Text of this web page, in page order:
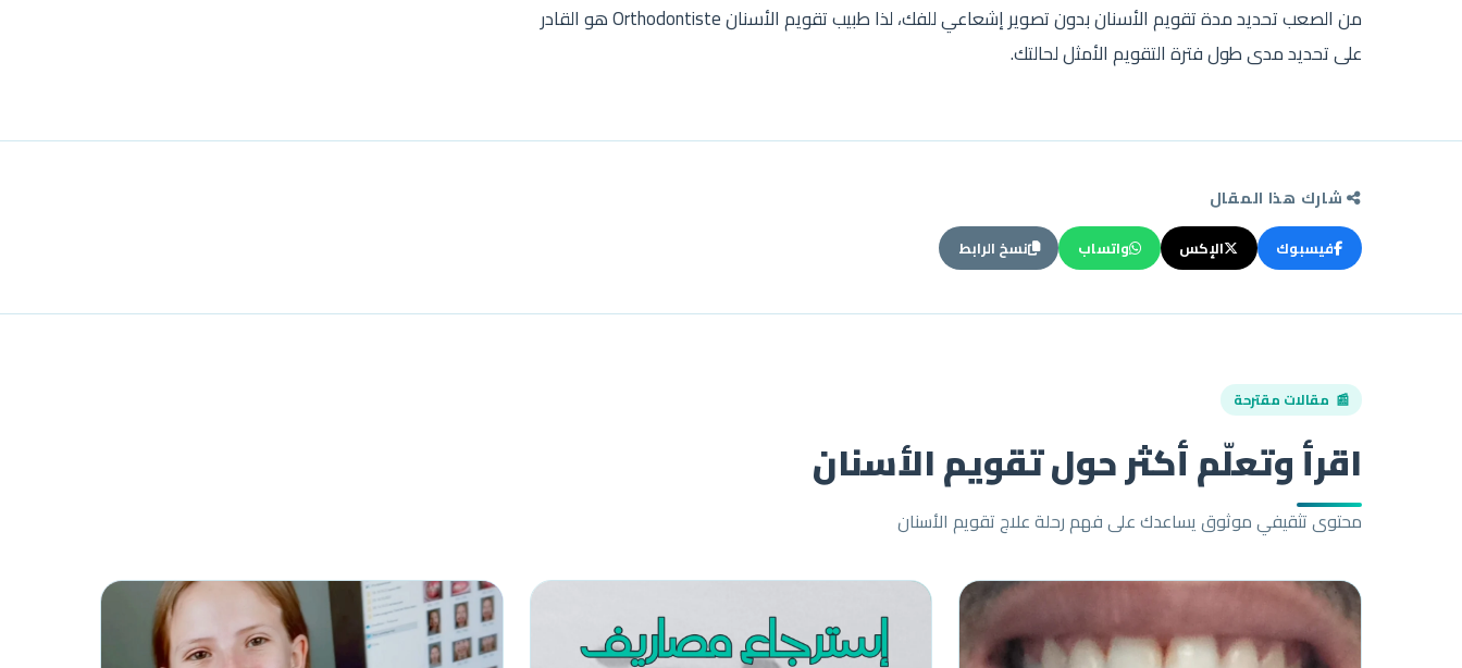
من الصعب تحديد مدة تقويم الأسنان بدون تصوير إشعاعي للفك، لذا طبيب تقويم الأسنان Orthodontiste هو القادر
على تحديد مدى طول فترة التقويم الأمثل لحالتك.
شارك هذا المقال
فيسبوك الإكس واتساب نسخ الرابط
📰 مقالات مقترحة
اقرأ وتعلّم أكثر حول تقويم الأسنان
محتوى تثقيفي موثوق يساعدك على فهم رحلة علاج تقويم الأسنان